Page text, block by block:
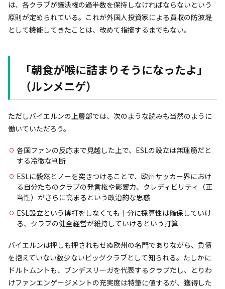
は、各クラブが議決権の過半数を保持しなければならないという
原則が定められている。これが外国人投資家による買収の防波堤
として機能してきたことは、改めて指摘するまでもない。
「朝食が喉に詰まりそうになったよ」
（ルンメニゲ）
ただしバイエルンの上層部では、次のような読みも当然のように
働いていただろう。
各国ファンの反応まで見越した上で、ESLの設立は無理筋だと
する冷徹な判断
ESLに毅然とノーを突きつけることで、欧州サッカー界におけ
る自分たちのクラブの発言権や影響力、クレディビリティ（正
当性）がさらに高まるという政治的な思惑
ESL設立という博打をしなくても十分に採算性は確保していけ
る、クラブの健全経営が維持していけるという打算
バイエルンは押しも押されもせぬ欧州の名門でありながら、負債
を抱えていない数少ないビッグクラブとして知られる。たしかに
ドルトムントも、ブンデスリーガを代表するクラブだし、とりわ
けファンエンゲージメントの充実度は特筆に値するが、獲得した